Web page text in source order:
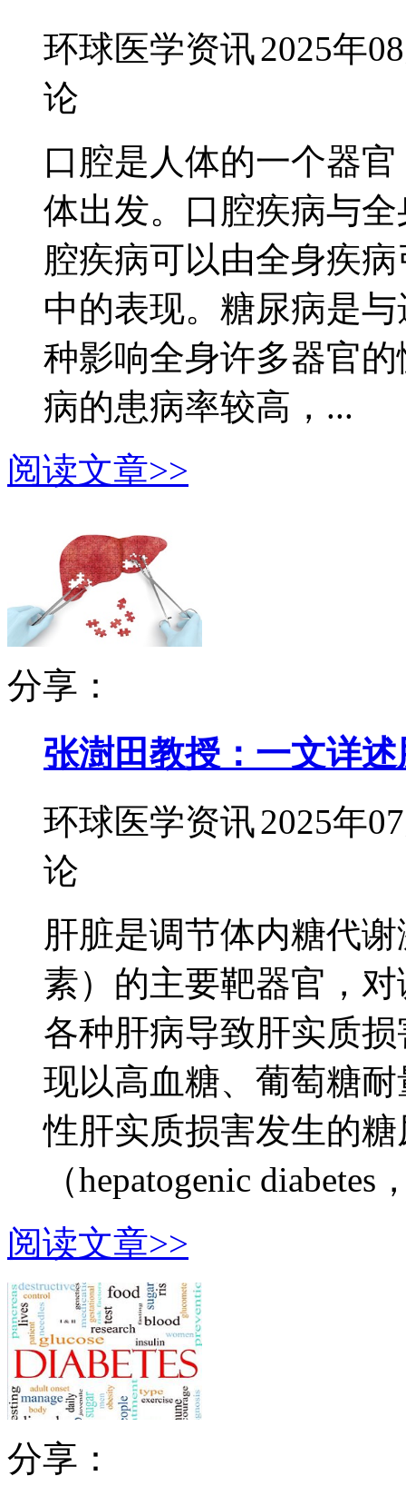
环球医学资讯2025年
论
口腔是人体的一个器
体出发。口腔疾病与
腔疾病可以由全身疾
中的表现。糖尿病是
种影响全身许多器官
病的患病率较高，...
阅读文章>>
分享：
张澍田教授：一文详
环球医学资讯2025年
论
肝脏是调节体内糖代
素）的主要靶器官，
各种肝病导致肝实质
现以高血糖、葡萄糖
性肝实质损害发生的
（hepatogenic diabetes
阅读文章>>
分享：